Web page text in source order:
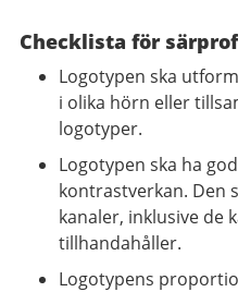
Checklista för
Logotypen ska
i olika hörn eller
logotyper.
Logotypen ska ha
kontrastverkan. Den
kanaler, inklusive de
tillhandahåller.
Logotypens